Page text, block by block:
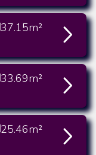
37.15m²
33.69m²
25.46m²